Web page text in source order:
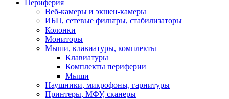
Периферия
Веб-камеры и экшен-камеры
ИБП, сетевые фильтры, стабилизаторы
Колонки
Мониторы
Мыши, клавиатуры, комплекты
Клавиатуры
Комплекты периферии
Мыши
Наушники, микрофоны, гарнитуры
Принтеры, МФУ, сканеры